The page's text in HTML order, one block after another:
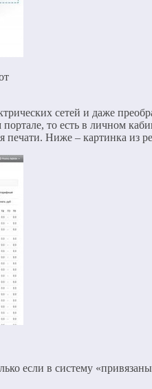
сетей и даже
то есть в личном
печати. Ниже – картинка из
если в систему